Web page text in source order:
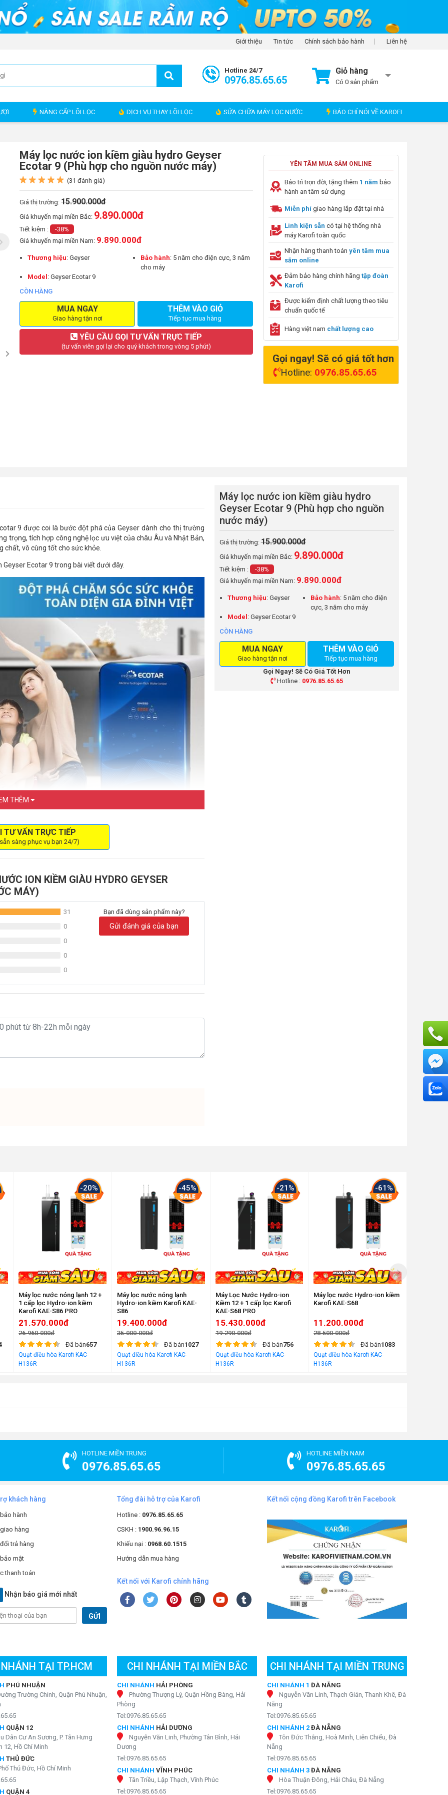
Giới thiệu Tin tức Chính sách bảo hành Liên hệ
Hotline 24/7
0976.85.65.65
Giỏ hàng
Có 0 sản phẩm
NÂNG CẤP LÕI LỌC DỊCH VỤ THAY LÕI LỌC SỬA CHỮA MÁY LỌC NƯỚC BÁO CHÍ NÓI VỀ KAROFI
Máy lọc nước ion kiềm giàu hydro Geyser
Ecotar 9 (Phù hợp cho nguồn nước máy)
(31 đánh giá)
Giá thị trường:15.900.000đ
Giá khuyến mại miền Bắc: 9.890.000đ
Tiết kiệm :
-38%
Giá khuyến mại miền Nam: 9.890.000đ
Thương hiệu: Geyser Bảo hành: 5 năm cho điện cực, 3 năm
cho máy
Model: Geyser Ecotar 9
CÒN HÀNG
MUA NGAY
Giao hàng tận nơi
THÊM VÀO GIỎ
Tiếp tục mua hàng
YÊU CẦU GỌI TƯ VẤN TRỰC TIẾP
(tư vấn viên gọi lại cho quý khách trong vòng 5 phút)
YÊN TÂM MUA SẮM ONLINE
Bảo trì trọn đời, tặng thêm 1 năm bảo
hành an tâm sử dụng
Miễn phígiao hàng lắp đặt tại nhà
Linh kiện sẵn có tại hệ thống nhà
máy Karofi toàn quốc
Nhận hàng thanh toán yên tâm mua
sắm online
Đảm bảo hàng chính hãng tập đoàn
Karofi
Được kiểm định chất lượng theo tiêu
chuẩn quốc tế
Hàng việt nam chất lượng cao
Gọi ngay! Sẽ có giá tốt hơn
Hotline: 0976.85.65.65
9 được coi là bước đột phá của Geyser dành cho thị trường
trọng, tích hợp công nghệ lọc ưu việt của châu Âu và Nhật Bản,
chất, vô cùng tốt cho sức khỏe.
Ecotar 9 trong bài viết dưới đây.
Ecotar 9 - tích hợp 2 công nghệ lọc hiện đại
giàu hydro Geyser Ecotar 9
Ecotar 9
(Nga)
ppb
x 450 mm
LED & Phím cảm ứng
của máy lọc ion Geyser Ecotar 9
có màu xanh biển nhạt, được tô điểm bằng các họa tiết băng
tiện lợi cho người tiêu dùng.
có thể dễ dàng lắp đặt âm tủ hoặc để bàn
thể dễ dàng lắp đặt ở nhiều vị trí trong không gian ngôi nhà của
lựa chọn cách lắp âm tủ hoặc để bàn để phù hợp với kiến trúc
THÊM
TƯ VẤN TRỰC TIẾP
sàng phục vụ bạn 24/7)
ION KIỀM GIÀU HYDRO GEYSER
MÁY)
31
0
0
0
0
Bạn đã dùng sản phẩm này?
Gửi đánh giá của bạn
Máy lọc nước ion kiềm giàu hydro
Geyser Ecotar 9 (Phù hợp cho nguồn
nước máy)
Giá thị trường:15.900.000đ
Giá khuyến mại miền Bắc: 9.890.000đ
Tiết kiệm :
-38%
Giá khuyến mại miền Nam: 9.890.000đ
Thương hiệu: Geyser Bảo hành: 5 năm cho điện
cực, 3 năm cho máy
Model : Geyser Ecotar 9
CÒN HÀNG
MUA NGAY
Giao hàng tận nơi
THÊM VÀO GIỎ
Tiếp tục mua hàng
Gọi Ngay! Sẽ Có Giá Tốt Hơn
Hotline : 0976.85.65.65
-20%
Máy lọc nước nóng lạnh 12 +
1 cấp lọc Hydro-ion kiềm
Karofi KAE-S86 PRO
21.570.000đ
26.960.000đ
Đã bán657
Quạt điều hòa Karofi KAC-
H136R
-45%
Máy lọc nước nóng lạnh
Hydro-ion kiềm Karofi KAE-
S86
19.400.000đ
35.000.000đ
Đã bán1027
Quạt điều hòa Karofi KAC-
H136R
-21%
Máy Lọc Nước Hydro-ion
Kiềm 12 + 1 cấp lọc Karofi
KAE-S68 PRO
15.430.000đ
19.290.000đ
Đã bán756
Quạt điều hòa Karofi KAC-
H136R
-61%
Máy lọc nước Hydro-ion kiềm
Karofi KAE-S68
11.200.000đ
28.500.000đ
Đã bán1083
Quạt điều hòa Karofi KAC-
H136R
HOTLINE MIỀN TRUNG
0976.85.65.65
HOTLINE MIỀN NAM
0976.85.65.65
khách hàng
hành
hàng
trả hàng
mật
thanh toán
Nhận báo giá mới nhất
GỬI
Tổng đài hỗ trợ của Karofi
Hotline : 0976.85.65.65
CSKH : 1900.96.96.15
Khiếu nại : 0968.60.1515
Hướng dẫn mua hàng
Kết nối với Karofi chính hãng
Kết nối cộng đồng Karofi trên Facebook
TẠI TP.HCM
PHÚ NHUẬN
Trường Chinh, Quận Phú Nhuận,
QUẬN 12
Dân Cư An Sương, P. Tân Hưng
12, Hồ Chí Minh
THỦ ĐỨC
Thủ Đức, Hồ Chí Minh
QUẬN 4
CHI NHÁNH TẠI MIỀN BẮC
CHI NHÁNH HẢI PHÒNG
Phường Thượng Lý, Quận Hồng Bàng, Hải
Phòng
Tel:0976.85.65.65
CHI NHÁNH HẢI DƯƠNG
Nguyễn Văn Linh, Phường Tân Bình, Hải
Dương
Tel:0976.85.65.65
CHI NHÁNH VĨNH PHÚC
Tân Triều, Lập Thạch, Vĩnh Phúc
Tel:0976.85.65.65
CHI NHÁNH TẠI MIỀN TRUNG
CHI NHÁNH 1 ĐÀ NẴNG
Nguyễn Văn Linh, Thạch Gián, Thanh Khê, Đà
Nẵng
Tel:0976.85.65.65
CHI NHÁNH 2 ĐÀ NẴNG
Tôn Đức Thắng, Hoà Minh, Liên Chiểu, Đà
Nẵng
Tel:0976.85.65.65
CHI NHÁNH 3 ĐÀ NẴNG
Hòa Thuận Đông, Hải Châu, Đà Nẵng
Tel:0976.85.65.65